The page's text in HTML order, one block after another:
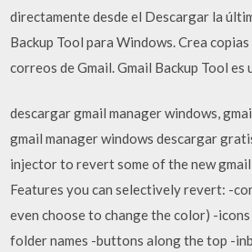
directamente desde el Descargar la
Backup Tool para Windows. Crea
correos de Gmail. Gmail Backup Tool
descargar gmail manager windows,
gmail manager windows descargar
injector to revert some of the new
Features you can selectively revert: -
even choose to change the color) -
folder names -buttons along the top -